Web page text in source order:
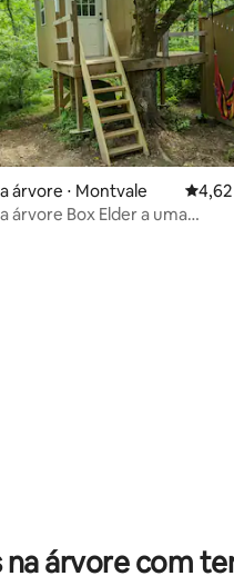
média de 5, 470 avaliações
árvore ⋅ Montvale 4,62
árvore Box Elder a uma
árvore com